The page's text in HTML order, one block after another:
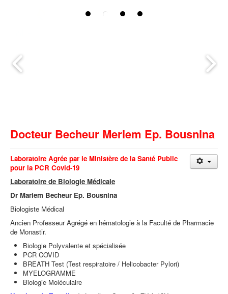
Docteur Becheur Meriem Ep. Bousnina
Laboratoire Agrée par le Ministère de la Santé Public
pour la PCR Covid-19
Laboratoire de Biologie Médicale
Dr Mariem Becheur Ep. Bousnina
Biologiste Médical
Ancien Professeur Agrégé en hématologie à la Faculté de Pharmacie
de Monastir.
Biologie Polyvalente et spécialisée
PCR COVID
BREATH Test (Test respiratoire / Helicobacter Pylori)
MYELOGRAMME
Biologie Moléculaire